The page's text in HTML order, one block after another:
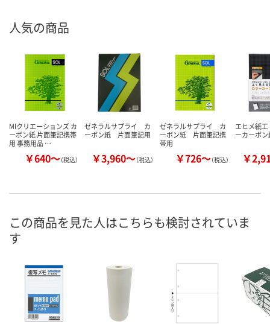
人気の商品
MIクリエーションズ カ
ーボン紙 片面筆記携帯
用 事務用品 …
￥640～（税込）
ゼネラルサプライ カ
ーボン紙 片面筆記用
￥3,960～（税込）
ゼネラルサプライ カ
ーボン紙 片面筆記携
帯用
￥726～（税込）
エヒメ紙
ーカーボン
￥
この商品を見た人はこちらも検討されていま
す